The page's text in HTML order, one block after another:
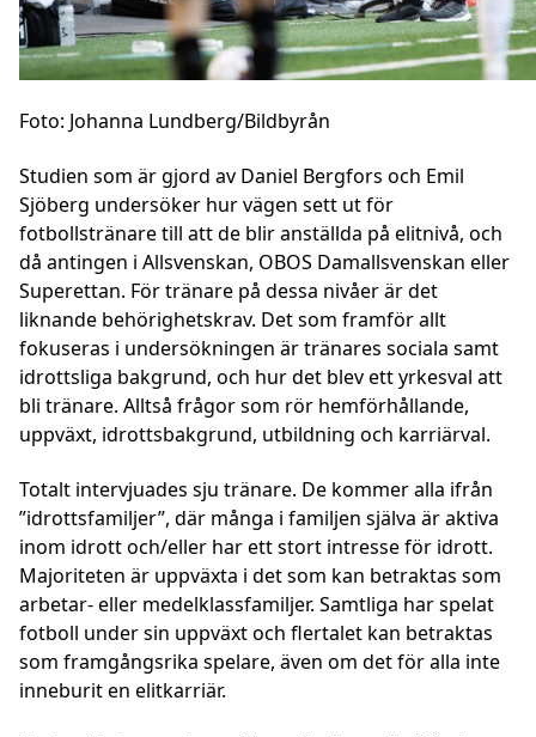
Foto: Johanna Lundberg/Bildbyrån
Studien som är gjord av Daniel Bergfors och Emil
Sjöberg undersöker hur vägen sett ut för
fotbollstränare till att de blir anställda på elitnivå, och
då antingen i Allsvenskan, OBOS Damallsvenskan eller
Superettan. För tränare på dessa nivåer är det
liknande behörighetskrav. Det som framför allt
fokuseras i undersökningen är tränares sociala samt
idrottsliga bakgrund, och hur det blev ett yrkesval att
bli tränare. Alltså frågor som rör hemförhållande,
uppväxt, idrottsbakgrund, utbildning och karriärval.
Totalt intervjuades sju tränare. De kommer alla ifrån
”idrottsfamiljer”, där många i familjen själva är aktiva
inom idrott och/eller har ett stort intresse för idrott.
Majoriteten är uppväxta i det som kan betraktas som
arbetar- eller medelklassfamiljer. Samtliga har spelat
fotboll under sin uppväxt och flertalet kan betraktas
som framgångsrika spelare, även om det för alla inte
inneburit en elitkarriär.